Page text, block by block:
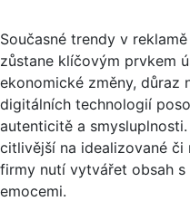
Současné trendy v
zůstane klíčovým prvkem
ekonomické změny, důraz
digitálních technologií
autenticitě a
citlivější na idealizované či
firmy nutí vytvářet obsah
emocemi.